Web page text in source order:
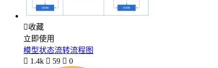
收藏
立即使用
模型状态流转流程图
 1.4k  59  0